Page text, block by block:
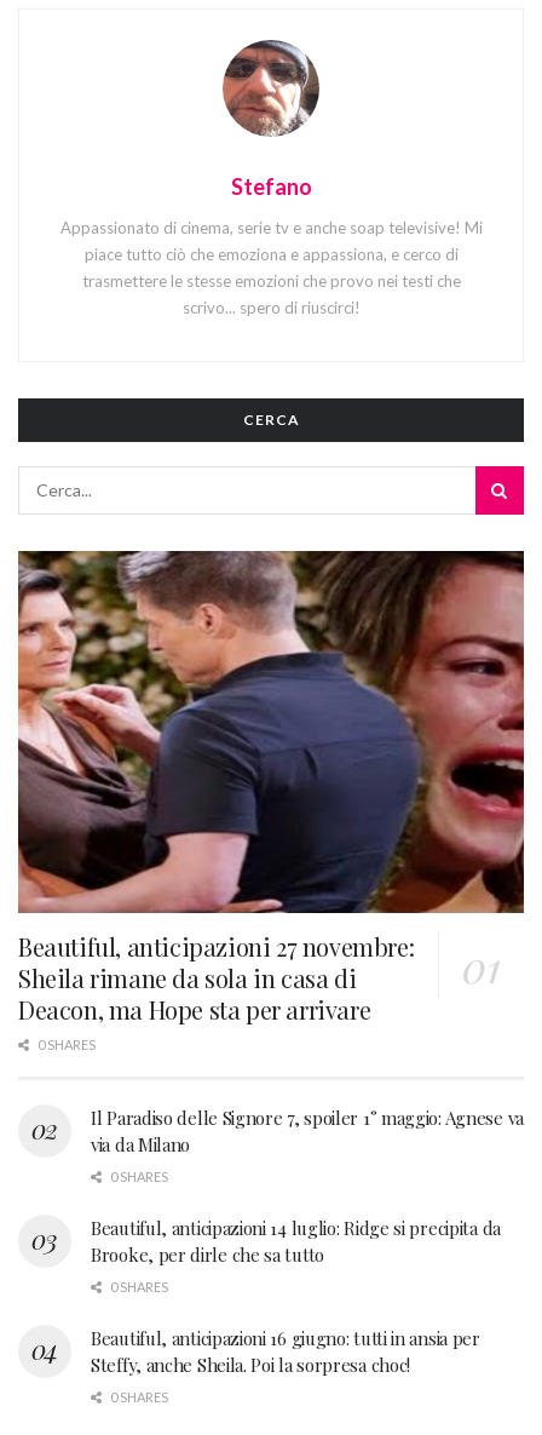
Stefano
Appassionato di cinema, serie tv e anche soap televisive! Mi
piace tutto ciò che emoziona e appassiona, e cerco di
trasmettere le stesse emozioni che provo nei testi che
scrivo... spero di riuscirci!
CERCA
Beautiful, anticipazioni 27 novembre:
Sheila rimane da sola in casa di
Deacon, ma Hope sta per arrivare
0 SHARES
Il Paradiso delle Signore 7, spoiler 1° maggio: Agnese va
via da Milano
0 SHARES
Beautiful, anticipazioni 14 luglio: Ridge si precipita da
Brooke, per dirle che sa tutto
0 SHARES
Beautiful, anticipazioni 16 giugno: tutti in ansia per
Steffy, anche Sheila. Poi la sorpresa choc!
0 SHARES